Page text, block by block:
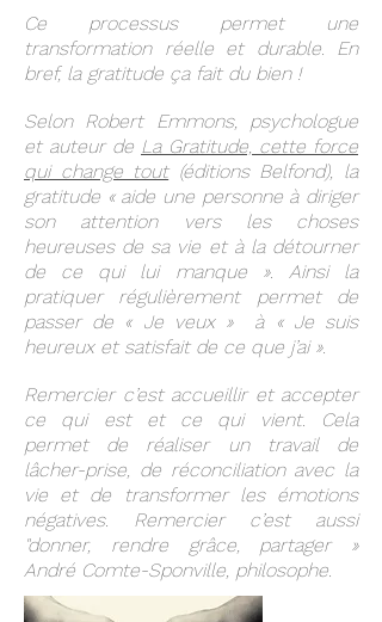
Ce processus permet une
transformation réelle et durable. En
bref, la gratitude ça fait du bien !
Selon Robert Emmons, psychologue
et auteur de La Gratitude, cette force
qui change tout(éditions Belfond), la
gratitude « aide une personne à diriger
son attention vers les choses
heureuses de sa vie et à la détourner
de ce qui lui manque ». Ainsi la
pratiquer régulièrement permet de
passer de « Je veux » à « Je suis
heureux et satisfait de ce que j’ai ».
Remercier c’est accueillir et accepter
ce qui est et ce qui vient. Cela
permet de réaliser un travail de
lâcher-prise, de réconciliation avec la
vie et de transformer les émotions
négatives. Remercier c’est aussi
"donner, rendre grâce, partager »
André Comte-Sponville, philosophe.